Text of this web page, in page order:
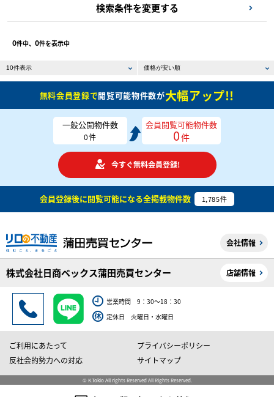
検索条件を変更する
0件中、 0件を表示中
無料会員登録で閲覧可能物件数が大幅アップ!!
一般公開物件数
0件
会員閲覧可能物件数
0件
今すぐ無料会員登録!
会員登録後に閲覧可能になる全掲載物件数 1,785件
会社情報
株式会社日商ベックス蒲田売買センター 店舗情報
営業時間 9：30～18：30
定休日 火曜日・水曜日
ご利用にあたって
プライバシーポリシー
反社会的勢力への対応
サイトマップ
© K.Tokio All rights Reserved All Rights Reserved.